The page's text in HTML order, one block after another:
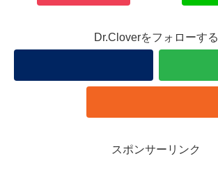
Dr.Cloverをフォローする
スポンサーリンク